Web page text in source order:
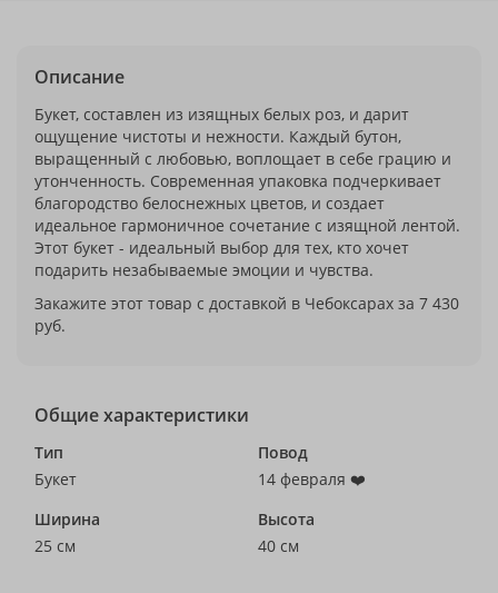
Описание
Букет, составлен из изящных белых роз, и дарит
ощущение чистоты и нежности. Каждый бутон,
выращенный с любовью, воплощает в себе грацию и
утонченность. Современная упаковка подчеркивает
благородство белоснежных цветов, и создает
идеальное гармоничное сочетание с изящной лентой.
Этот букет - идеальный выбор для тех, кто хочет
подарить незабываемые эмоции и чувства.
Закажите этот товар с доставкой в Чебоксарах за 7 430
руб.
Общие характеристики
Тип
Букет
Повод
14 февраля ❤️
Ширина
25 см
Высота
40 см